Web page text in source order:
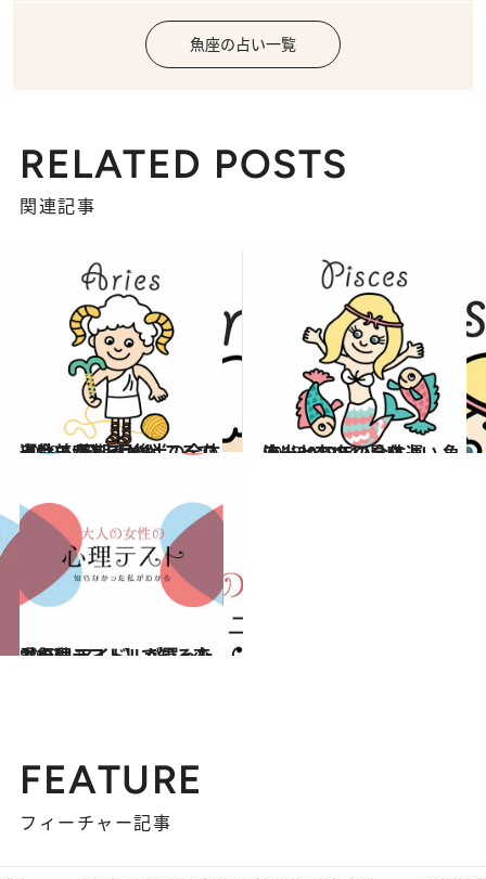
魚座の占い一覧
RELATED POSTS
関連記事
2019.5.10
【牡羊座】5月後半の全体運は？ 予期せぬところで出会いがあるかも
占い 2018.12.14
流光七奈の12星座占い 魚座・2019年の全体運
占い
2019.4.6
【心理テスト】で知る恋愛行動 アイドルが買ったものは？
占い
FEATURE
フィーチャー記事